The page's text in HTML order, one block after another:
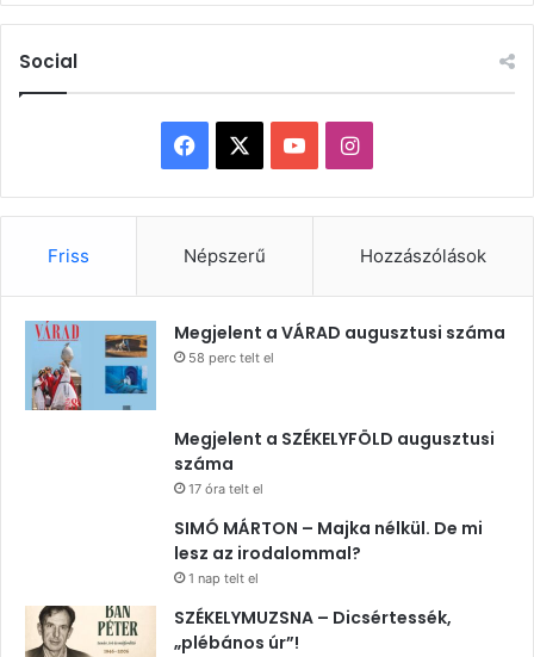
Social
Facebook YouTubeInstagram
Friss Népszerű Hozzászólások
Megjelent a VÁRAD augusztusi száma
58 perc telt el
Megjelent a SZÉKELYFÖLD augusztusi
száma
17 óra telt el
SIMÓ MÁRTON – Majka nélkül. De mi
lesz az irodalommal?
1 nap telt el
SZÉKELYMUZSNA – Dicsértessék,
„plébános úr”!